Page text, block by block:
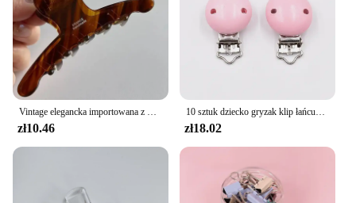
Vintage elegancka importowana z Korei średni brązowy miętowy klips do włosów w kształcie łuku pęseta do włosów akcesoria w stylu vintage
zł10.46
10 sztuk dziecko gryzak klip łańcuszek smoczka drewno Blanks smoczek dziecko ząbkowanie bransoletka z koralików klip Diy drewniane klipy akcesoria
zł18.02